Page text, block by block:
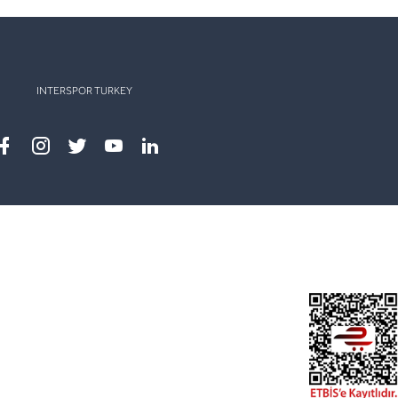
INTERSPOR TURKEY